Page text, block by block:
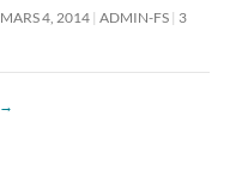
MARS 4, 2014 ADMIN-FS 3
→